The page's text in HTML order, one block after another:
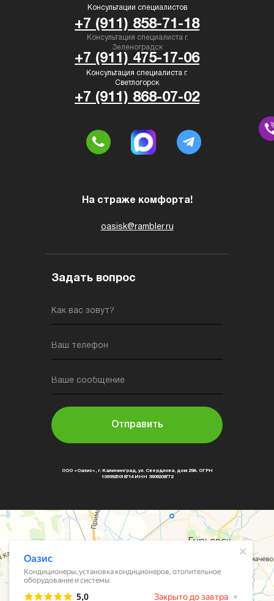
Как вас зовут?
Ваш телефон
Ваше сообщение
Отправить
oasisk@rambler.ru
На страже комфорта!
Консультация специалиста г.
Светлогорск
Консультация специалиста г.
Зеленоградск
Консультации специалистов
+7 (911) 858-71-18
+7 (911) 475-17-06
+7 (911) 868-07-02
Задать вопрос
ООО «Оазис», г. Калининград, ул. Свердлова, дом 29А. ОГРН
1093925018714 ИНН 3906208772